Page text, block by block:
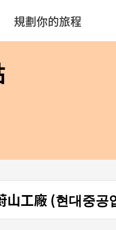
規劃你的旅程
山工廠 (현대중공